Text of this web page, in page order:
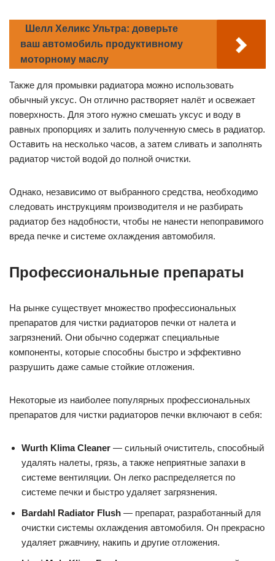
Шелл Хеликс Ультра: доверьте
ваш автомобиль продуктивному
моторному маслу
Также для промывки радиатора можно использовать
обычный уксус. Он отлично растворяет налёт и освежает
поверхность. Для этого нужно смешать уксус и воду в
равных пропорциях и залить полученную смесь в радиатор.
Оставить на несколько часов, а затем сливать и заполнять
радиатор чистой водой до полной очистки.
Однако, независимо от выбранного средства, необходимо
следовать инструкциям производителя и не разбирать
радиатор без надобности, чтобы не нанести непоправимого
вреда печке и системе охлаждения автомобиля.
Профессиональные препараты
На рынке существует множество профессиональных
препаратов для чистки радиаторов печки от налета и
загрязнений. Они обычно содержат специальные
компоненты, которые способны быстро и эффективно
разрушить даже самые стойкие отложения.
Некоторые из наиболее популярных профессиональных
препаратов для чистки радиаторов печки включают в себя:
Wurth Klima Cleaner — сильный очиститель, способный
удалять налеты, грязь, а также неприятные запахи в
системе вентиляции. Он легко распределяется по
системе печки и быстро удаляет загрязнения.
Bardahl Radiator Flush — препарат, разработанный для
очистки системы охлаждения автомобиля. Он прекрасно
удаляет ржавчину, накипь и другие отложения.